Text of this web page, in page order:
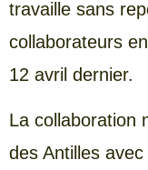
travaille sans
collaborateurs
12 avril dernier.
La collaboration
des Antilles